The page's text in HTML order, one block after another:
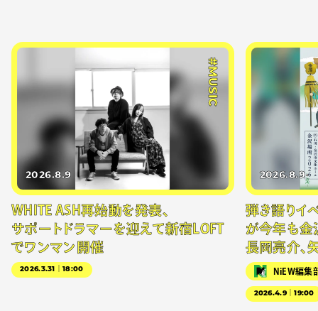
#MUSIC
2026.8.9
WHITE ASH再始動を発表、
サポートドラマーを迎えて新宿LOFT
でワンマン開催
2026.3.31｜18:00
2026.8.9
弾き語りイ
が今年も金
長岡亮介、
NiEW編集
2026.4.9｜19:00